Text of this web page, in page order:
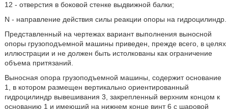
12 - отверстия в боковой стенке выдвижной балки;
N - направление действия силы реакции опоры на гидроцилиндр.
Представленный на чертежах вариант выполнения выносной
опоры грузоподъемной машины приведен, прежде всего, в целях
иллюстрации и не должен быть истолкованы как ограничение
объема притязаний.
Выносная опора грузоподъемной машины, содержит основание
1, в котором размещен вертикально ориентированный
гидроцилиндр вывешивания 3, закрепленный верхним концом к
основанию 1 и имеющий на нижнем конце винт 6 с шаровой